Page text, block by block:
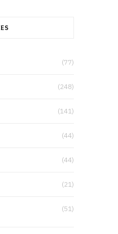
(77)
(248)
(141)
(44)
(44)
(21)
(51)